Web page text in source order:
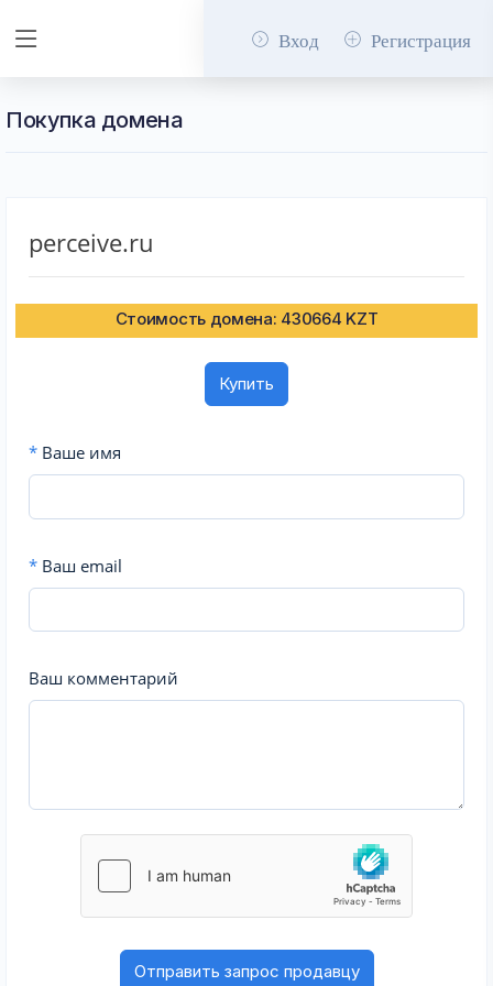
Вход Регистрация
Покупка домена
perceive.ru
Стоимость домена: 430664 KZT
Купить
* Ваше имя
* Ваш email
Ваш комментарий